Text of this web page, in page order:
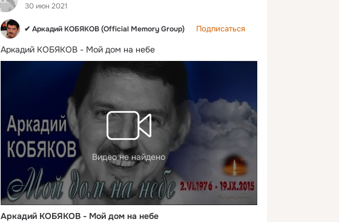
30 июн 2021
✔ Аркадий КОБЯКОВ (Official Memory Group) Подписаться
Аркадий КОБЯКОВ - Мой дом на небе
Видео не найдено
Аркадий КОБЯКОВ - Мой дом на небе